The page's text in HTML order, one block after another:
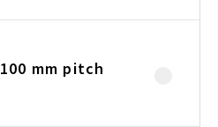
100 mm pitch